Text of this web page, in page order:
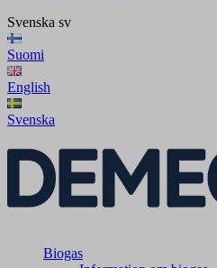
Svenska sv
Suomi
English
Svenska
Biogas